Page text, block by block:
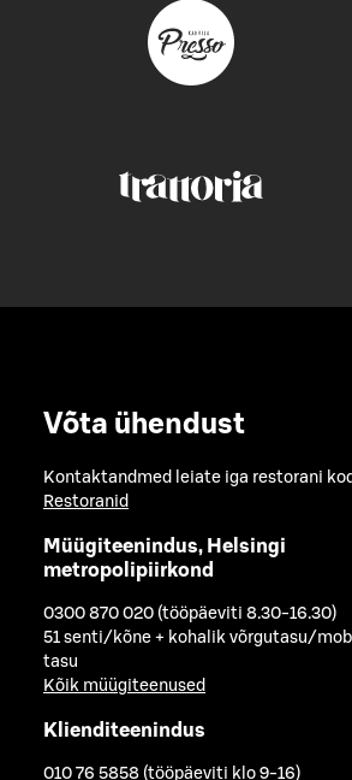
Võta ühendust
Kontaktandmed leiate iga restorani
Restoranid
Müügiteenindus, Helsingi
metropolipiirkond
0300 870 020 (tööpäeviti 8.30-16.30)
51 senti/kõne + kohalik võrgutasu/
tasu
Kõik müügiteenused
Klienditeenindus
010 76 5858 (tööpäeviti klo 9-16)